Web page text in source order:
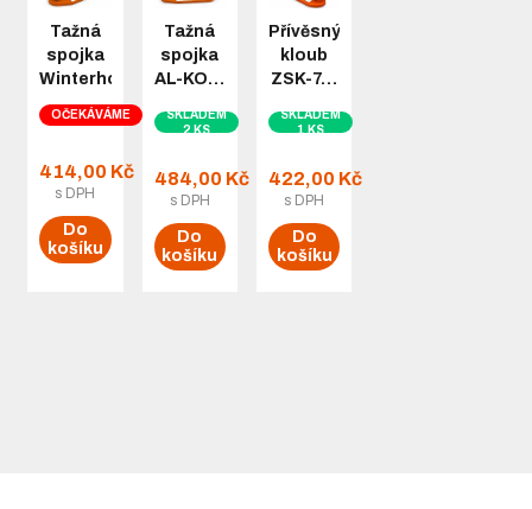
Tažná
spojka
Winterhoff…
OČEKÁVÁME
414,00 Kč
s DPH
Do
košíku
Tažná
spojka
AL-KO…
SKLADEM
2 KS
484,00 Kč
s DPH
Do
košíku
Přívěsný
kloub
ZSK-7…
SKLADEM
1 KS
422,00 Kč
s DPH
Do
košíku